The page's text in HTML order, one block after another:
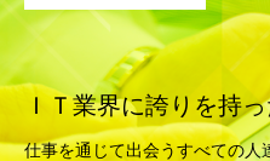
ＩＴ業界に誇りを持
仕事を通じて出会うすべての人